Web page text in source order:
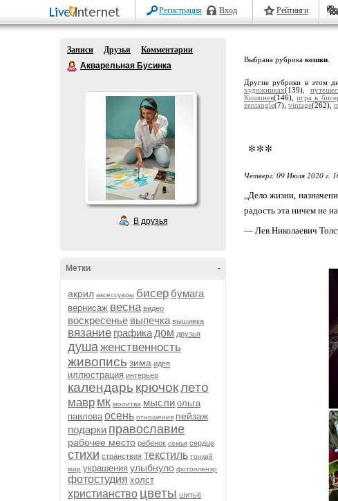
Регистрация Вход Рейтинги
Записи Друзья
Комментарии
Акварельная Бусинка
В друзья
-
Метки
акрил аксессуары бисер бумага
вернисаж весна видео
воскресенье выпечка вышивка
вязание графика дом друзья
душаженственность
живопись зима идея
иллюстрация интерьер
календарь крючоклето
мавр мк молитва мысли ольга
павлова осень отношения пейзаж
подарки православие
рабочее место ребенок семья сердце
стихи странствия текстиль тонкий
мир украшения улыбнуло фотопленэр
фотостудия холст
христианство цветы шитьё
Выбрана рубрика кошки
Другие рубрики в этом
художниках(139),
Кишинев(146),игра в
zentangle(7), vintage(262),
***
Четверг, 09 Июля 2020 г.
„Дело жизни,
радость эта ничем не
— Лев Николаевич